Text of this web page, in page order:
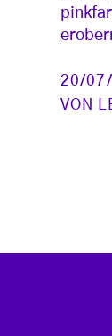
20/
VON